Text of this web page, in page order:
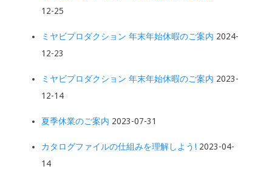
12-25
ミヤビプロダクション 年末年始休暇のご案内 2024-
12-23
ミヤビプロダクション 年末年始休暇のご案内 2023-
12-14
夏季休業のご案内 2023-07-31
カタログファイルの仕組みを理解しよう! 2023-04-
14